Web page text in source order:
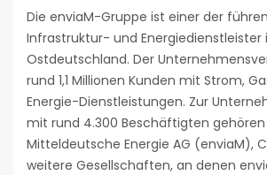
Die enviaM-Gruppe ist einer der
Infrastruktur- und Energiedienstleister
Ostdeutschland. Der
rund 1,1 Millionen Kunden mit Strom,
Energie-Dienstleistungen. Zur
mit rund 4.300 Beschäftigten
Mitteldeutsche Energie AG (enviaM),
weitere Gesellschaften, an denen